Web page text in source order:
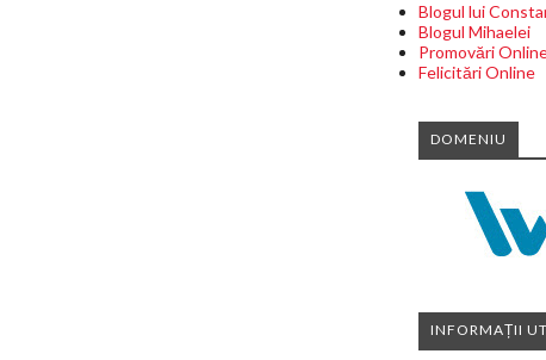
Blogul lui
Blogul Mihaelei
Promovări
Felicitări Online
DOMENIU
INFORMAȚII